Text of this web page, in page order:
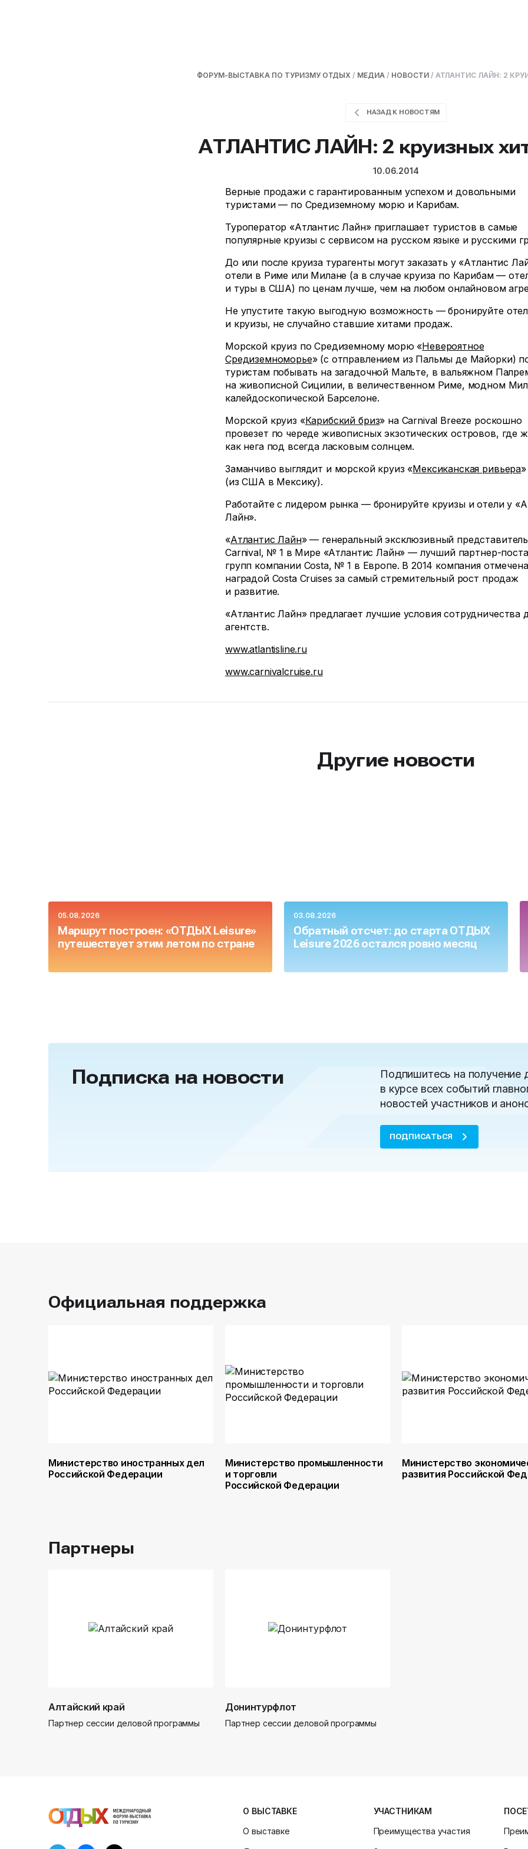
ФОРУМ-ВЫСТАВКА ПО ТУРИЗМУ ОТДЫХ / МЕДИА / НОВОСТИ / АТЛАНТИС ЛАЙН: 2
НАЗАД К НОВОСТЯМ
АТЛАНТИС ЛАЙН: 2 круизных
10.06.2014
Верные продажи с гарантированным успехом и довольными
туристами — по Средиземному морю и Карибам.
Туроператор «Атлантис Лайн» приглашает туристов в самые
популярные круизы с сервисом на русском языке и русскими
До или после круиза турагенты могут заказать у «Атлантис
отели в Риме или Милане (а в случае круиза по Карибам —
и туры в США) по ценам лучше, чем на любом онлайновом
Не упустите такую выгодную возможность — бронируйте
и круизы, не случайно ставшие хитами продаж.
Морской круиз по Средиземному морю «Невероятное
Средиземноморье» (с отправлением из Пальмы де Майорки)
туристам побывать на загадочной Мальте, в вальяжном
на живописной Сицилии, в величественном Риме, модном
калейдоскопической Барселоне.
Морской круиз «Карибский бриз» на Carnival Breeze роскошно
провезет по череде живописных экзотических островов, где
как нега под всегда ласковым солнцем.
Заманчиво выглядит и морской круиз «Мексиканская ривьера»
(из США в Мексику).
Работайте с лидером рынка — бронируйте круизы и отели у
Лайн».
«Атлантис Лайн» — генеральный эксклюзивный представитель
Carnival, № 1 в Мире «Атлантис Лайн» — лучший партнер-
групп компании Costa, № 1 в Европе. В 2014 компания отмечена
наградой Costa Cruises за самый стремительный рост продаж
и развитие.
«Атлантис Лайн» предлагает лучшие условия сотрудничества
агентств.
www.atlantisline.ru
www.carnivalcruise.ru
Другие новости
05.08.2026
Маршрут построен: «ОТДЫХ Leisure»
путешествует этим летом по стране
03.08.2026
Обратный отсчет: до старта ОТДЫХ
Leisure 2026 остался ровно месяц
Подписка на новости
Подпишитесь на
в курсе всех событий
новостей участников и
ПОДПИСАТЬСЯ
Официальная поддержка
Министерство иностранных дел
Российской Федерации
Министерство промышленности
и торговли
Российской Федерации
Министерство
развития Российской
Партнеры
Алтайский край
Партнер сессии деловой программы
Донинтурфлот
Партнер сессии деловой программы
О ВЫСТАВКЕ
О выставке
УЧАСТНИКАМ
Преимущества участия